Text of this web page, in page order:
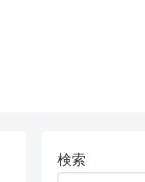
検索